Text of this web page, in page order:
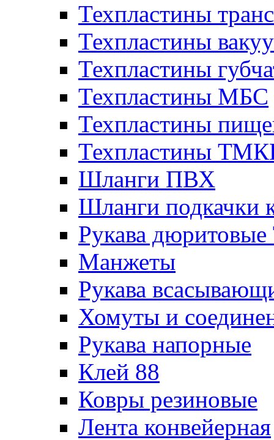
Техпластины
Техпластины
Техпластины
Техпластины МБС
Техпластины
Техпластины
Шланги ПВХ
Шланги подкачки
Рукава
Манжеты
Рукава
Хомуты и
Рукава напорные
Клей 88
Ковры резиновые
Лента конвейерная